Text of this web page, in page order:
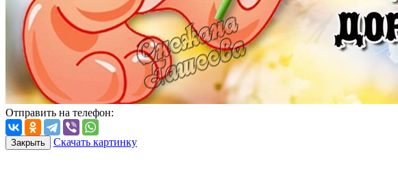
Отправить на телефон:
Закрыть Скачать картинку